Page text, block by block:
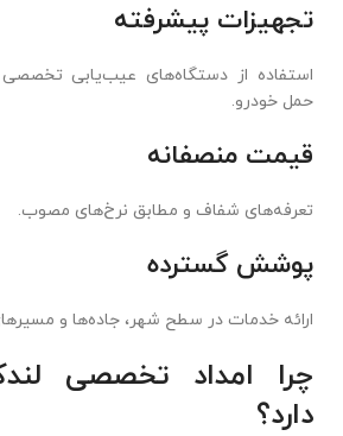
تجهیزات پیشرفته
استفاده از دستگاه‌های عیب‌یابی تخصصی
حمل خودرو.
قیمت منصفانه
تعرفه‌های شفاف و مطابق نرخ‌های مصوب.
پوشش گسترده
ارائه خدمات در سطح شهر، جاده‌ها و
چرا امداد تخصصی
دارد؟